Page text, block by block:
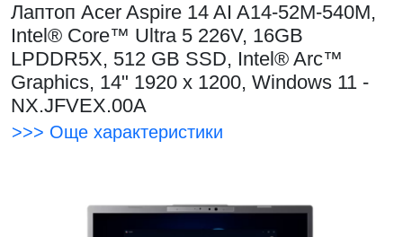
Лаптоп Acer Aspire 14 AI A14-52M-540M,
Intel® Core™ Ultra 5 226V, 16GB
LPDDR5X, 512 GB SSD, Intel® Arc™
Graphics, 14" 1920 x 1200, Windows 11 -
NX.JFVEX.00A
>>> Още характеристики